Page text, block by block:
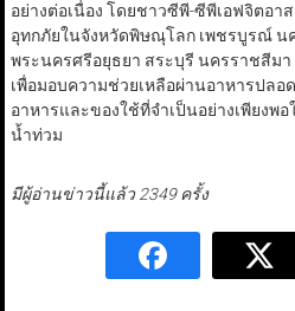
อย่างต่อเนื่อง โดยชาวซีพี-ซีพีเอฟจิตอา
อุทกภัยในจังหวัดพิษณุโลก เพชรบูรณ์ น
พระนครศรีอยุธยา สระบุรี นครราชสีม
เพื่อมอบความช่วยเหลือผ่านอาหารปลอ
อาหารและของใช้ที่จำเป็นอย่างเพียง
น้ำท่วม
มีผู้อ่านข่าวนี้แล้ว 2349 ครั้ง